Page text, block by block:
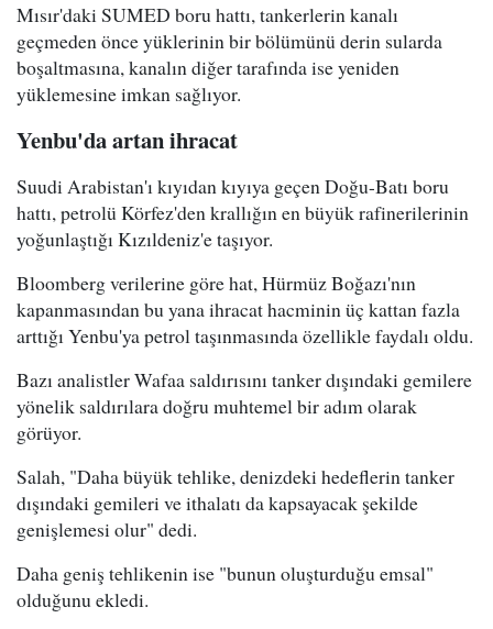
Mısır'daki SUMED boru hattı, tankerlerin kanalı
geçmeden önce yüklerinin bir bölümünü derin sularda
boşaltmasına, kanalın diğer tarafında ise yeniden
yüklemesine imkan sağlıyor.
Yenbu'da artan ihracat
Suudi Arabistan'ı kıyıdan kıyıya geçen Doğu-Batı boru
hattı, petrolü Körfez'den krallığın en büyük rafinerilerinin
yoğunlaştığı Kızıldeniz'e taşıyor.
Bloomberg verilerine göre hat, Hürmüz Boğazı'nın
kapanmasından bu yana ihracat hacminin üç kattan fazla
arttığı Yenbu'ya petrol taşınmasında özellikle faydalı oldu.
Bazı analistler Wafaa saldırısını tanker dışındaki gemilere
yönelik saldırılara doğru muhtemel bir adım olarak
görüyor.
Salah, "Daha büyük tehlike, denizdeki hedeflerin tanker
dışındaki gemileri ve ithalatı da kapsayacak şekilde
genişlemesi olur" dedi.
Daha geniş tehlikenin ise "bunun oluşturduğu emsal"
olduğunu ekledi.